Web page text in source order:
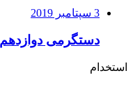
3 سپتامبر 2019
دستگرمی دوازدهم
استخدام